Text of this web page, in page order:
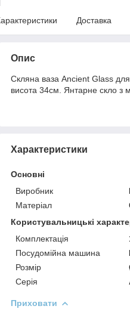
Доставка
Опис
Скляна ваза Ancient Glass для
висота 34см. Янтарне скло з
Характеристики
Основні
Виробник
Матеріал
Користувальницькі
Комплектація
Посудомійна машина
Розмір
Серія
Приховати